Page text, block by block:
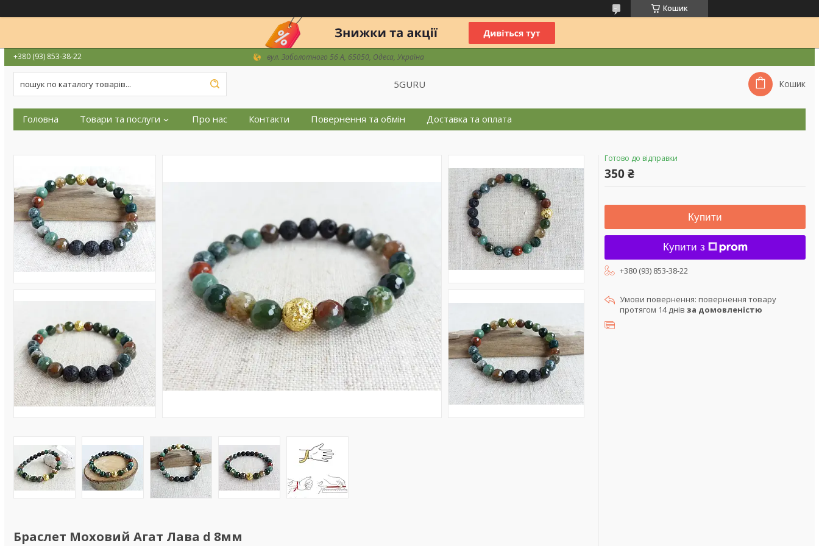
Кошик
+380 (93) 853-38-22 вул. Заболотного 56 А, 65050, Одеса, Україна
5GURU Кошик
Головна Товари та послуги Про нас Контакти Повернення та обмін Доставка та оплата
Браслет Моховий Агат Лава d 8мм
Готово до відправки
350 ₴
Купити
Купити з
+380 (93) 853-38-22
повернення товару
протягом 14 днів за домовленістю